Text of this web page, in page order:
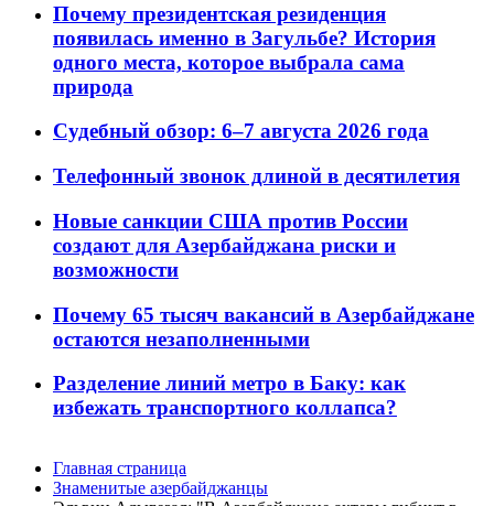
Почему президентская резиденция
появилась именно в Загульбе? История
одного места, которое выбрала сама
природа
Судебный обзор: 6–7 августа 2026 года
Телефонный звонок длиной в десятилетия
Новые санкции США против России
создают для Азербайджана риски и
возможности
Почему 65 тысяч вакансий в Азербайджане
остаются незаполненными
Разделение линий метро в Баку: как
избежать транспортного коллапса?
Главная страница
Знаменитые азербайджанцы